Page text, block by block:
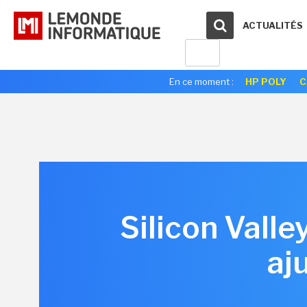
ACTUALITÉS
En ce moment : HP POLY
Silicon